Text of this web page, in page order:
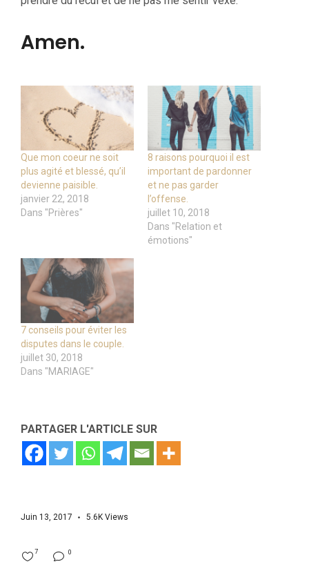
Amen.
Que mon coeur ne soit
plus agité et blessé, qu’il
devienne paisible.
janvier 22, 2018
Dans "Prières"
8 raisons pourquoi il est
important de pardonner
et ne pas garder
l’offense.
juillet 10, 2018
Dans "Relation et
émotions"
7 conseils pour éviter les
disputes dans le couple.
juillet 30, 2018
Dans "MARIAGE"
PARTAGER L'ARTICLE SUR
Juin 13, 2017 5.6K Views
0
7